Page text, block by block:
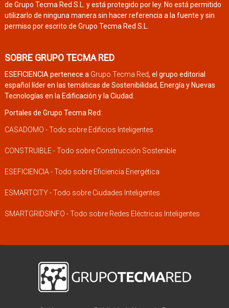
de Grupo Tecma Red S.L. y está protegido por ley. No está permitido
utilizarlo de ninguna manera sin hacer referencia a la fuente y sin
permiso por escrito de Grupo Tecma Red S.L.
SOBRE GRUPO TECMA RED
ESEFICIENCIA pertenece a Grupo Tecma Red, el grupo editorial
español líder en las temáticas de Sostenibilidad, Energía y Nuevas
Tecnologías en la Edificación y la Ciudad.
Portales de Grupo Tecma Red:
CASADOMO - Todo sobre Edificios Inteligentes
CONSTRUIBLE - Todo sobre Construcción Sostenible
ESEFICIENCIA - Todo sobre Eficiencia Energética
ESMARTCITY - Todo sobre Ciudades Inteligentes
SMARTGRIDSINFO - Todo sobre Redes Eléctricas Inteligentes